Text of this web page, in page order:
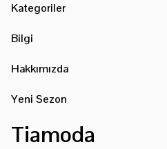
Kategoriler
Bilgi
Hakkımızda
Yeni Sezon
Tiamoda